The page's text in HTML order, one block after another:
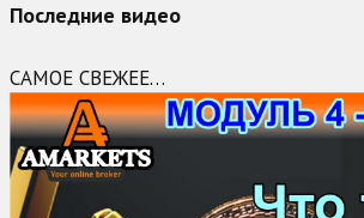
Последние видео
САМОЕ СВЕЖЕЕ…